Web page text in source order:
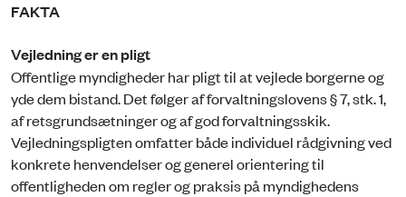
FAKTA
Vejledning er en pligt
Offentlige myndigheder har pligt til at vejlede borgerne og
yde dem bistand. Det følger af forvaltningslovens § 7, stk. 1,
af retsgrundsætninger og af god forvaltningsskik.
Vejledningspligten omfatter både individuel rådgivning ved
konkrete henvendelser og generel orientering til
offentligheden om regler og praksis på myndighedens